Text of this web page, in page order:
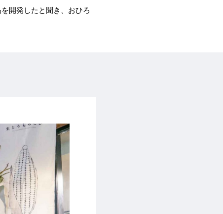
開発したと聞き、おひろ